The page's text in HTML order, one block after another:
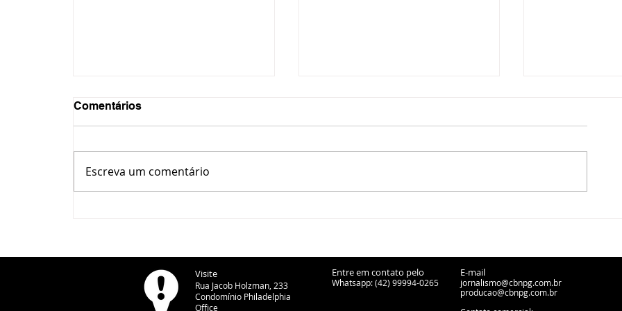
Ponta Grossa
urbanos
Comentários
Escreva um comentário
Visite
Rua Jacob Holzman, 233
Condomínio Philadelphia
Office
Entre em contato pelo
Whatsapp: (42) 99994-0265
E-mail
jornalismo@cbnpg.com.br
producao@cbnpg.com.br